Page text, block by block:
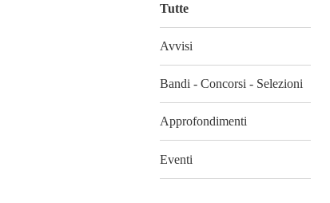
Tutte
Avvisi
Bandi - Concorsi - Selezioni
Approfondimenti
Eventi